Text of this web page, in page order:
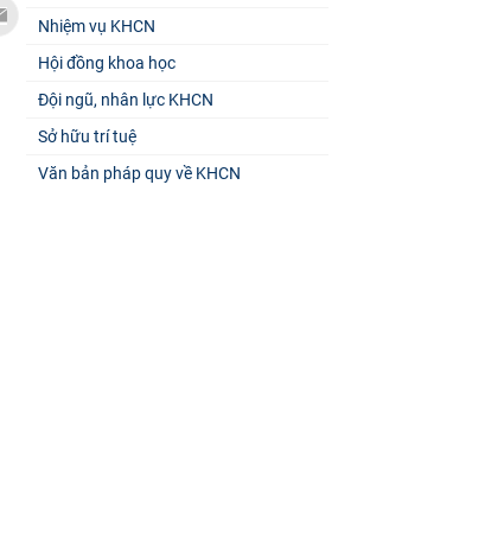
Nhiệm vụ KHCN
Hội đồng khoa học
Đội ngũ, nhân lực KHCN
Sở hữu trí tuệ
Văn bản pháp quy về KHCN